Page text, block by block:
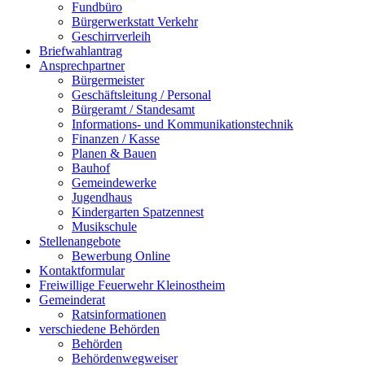
Fundbüro
Bürgerwerkstatt Verkehr
Geschirrverleih
Briefwahlantrag
Ansprechpartner
Bürgermeister
Geschäftsleitung / Personal
Bürgeramt / Standesamt
Informations- und Kommunikationstechnik
Finanzen / Kasse
Planen & Bauen
Bauhof
Gemeindewerke
Jugendhaus
Kindergarten Spatzennest
Musikschule
Stellenangebote
Bewerbung Online
Kontaktformular
Freiwillige Feuerwehr Kleinostheim
Gemeinderat
Ratsinformationen
verschiedene Behörden
Behörden
Behördenwegweiser